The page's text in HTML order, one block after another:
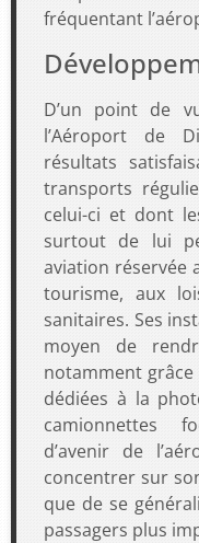
fréquentant
D’un point de
l’Aéroport de
résultats
transports
celui-ci et dont
surtout de lui
aviation réservée
tourisme, aux
sanitaires. Ses
moyen de
notamment grâce
dédiées à la
camionnettes
d’avenir de
concentrer sur
que de se
passagers plus